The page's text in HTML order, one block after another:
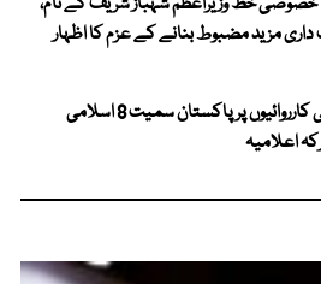
مزید مضبوط بنانے کے عزم کا اظہار
غزہ میں اسرائیلی کارروائیوں پر پاکستان سمیت 8 اسلامی
اعلامیہ